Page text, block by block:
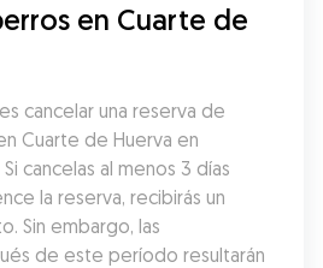
en Cuarte de
cancelar una reserva de
Cuarte de Huerva en
cancelas al menos 3 días
la reserva, recibirás un
Sin embargo, las
de este período resultarán